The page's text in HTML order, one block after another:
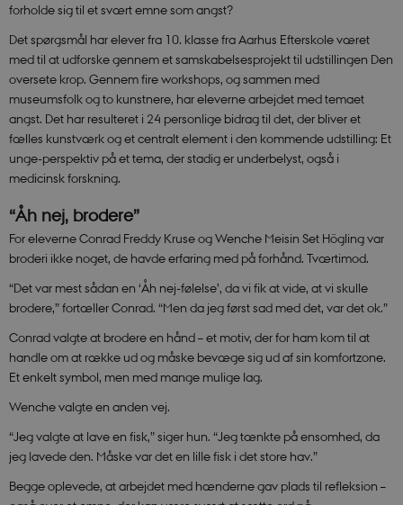
forholde sig til et svært emne som angst?
Det spørgsmål har elever fra 10. klasse fra Aarhus Efterskole været
med til at udforske gennem et samskabelsesprojekt til udstillingen Den
oversete krop. Gennem fire workshops, og sammen med
museumsfolk og to kunstnere, har eleverne arbejdet med temaet
angst. Det har resulteret i 24 personlige bidrag til det, der bliver et
fælles kunstværk og et centralt element i den kommende udstilling: Et
unge-perspektiv på et tema, der stadig er underbelyst, også i
medicinsk forskning.
“Åh nej, brodere”
For eleverne Conrad Freddy Kruse og Wenche Meisin Set Högling var
broderi ikke noget, de havde erfaring med på forhånd. Tværtimod.
“Det var mest sådan en ‘Åh nej-følelse’, da vi fik at vide, at vi skulle
brodere,” fortæller Conrad. “Men da jeg først sad med det, var det ok.”
Conrad valgte at brodere en hånd – et motiv, der for ham kom til at
handle om at række ud og måske bevæge sig ud af sin komfortzone.
Et enkelt symbol, men med mange mulige lag.
Wenche valgte en anden vej.
“Jeg valgte at lave en fisk,” siger hun. “Jeg tænkte på ensomhed, da
jeg lavede den. Måske var det en lille fisk i det store hav.”
Begge oplevede, at arbejdet med hænderne gav plads til refleksion –